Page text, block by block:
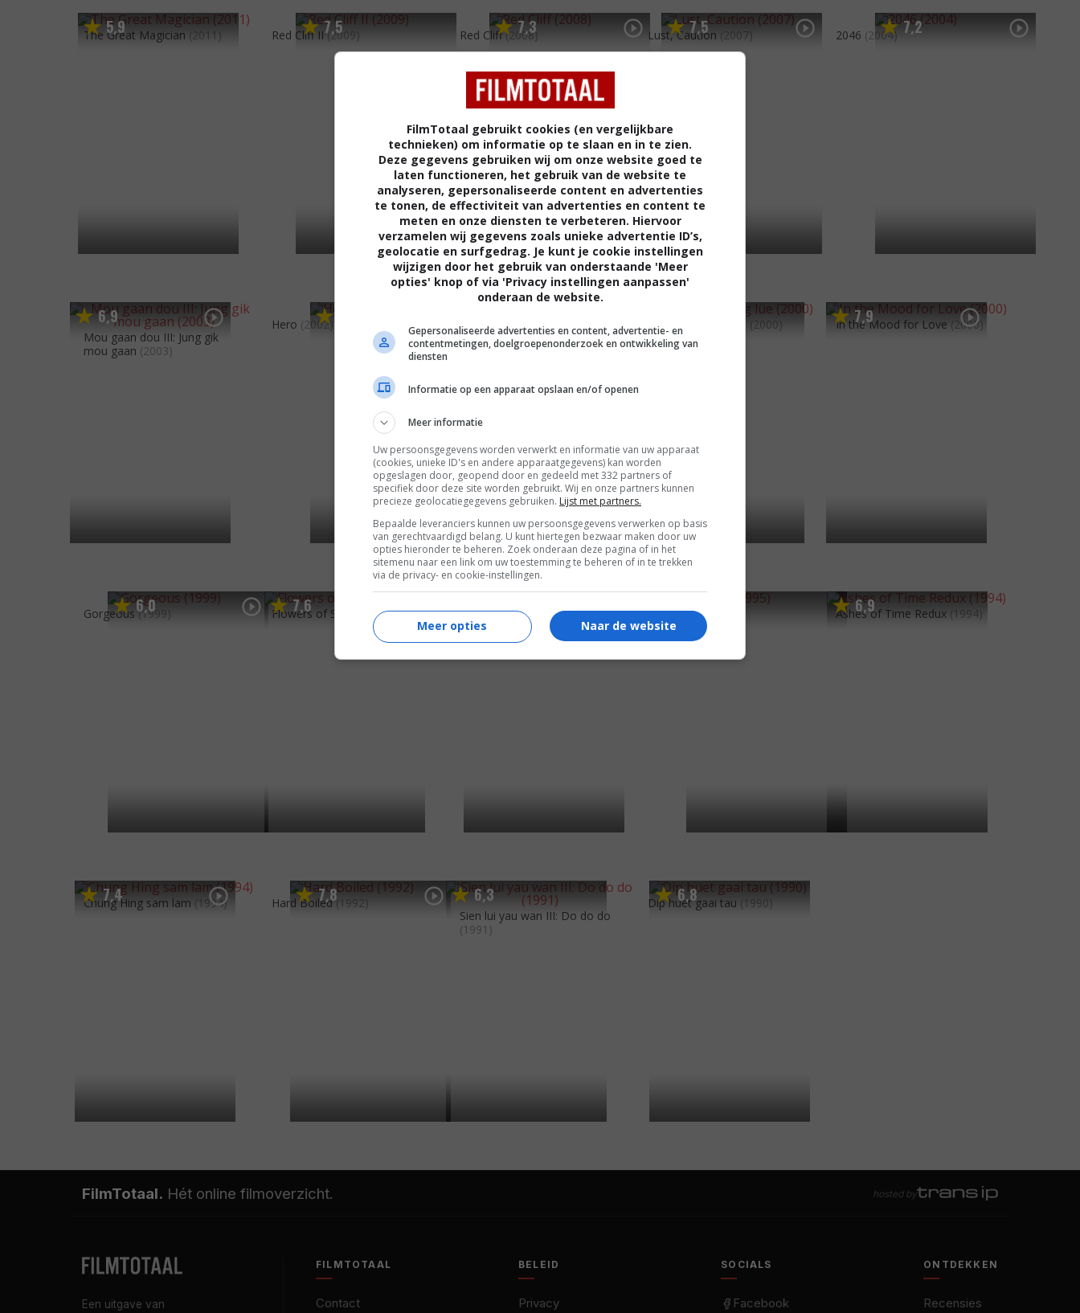
5,9
The Great Magician (2011) 7,5
Red Cliff II (2009) 7,3
Red Cliff (2008) 7,5
Lust, Caution (2007) 7,2
2046 (2004)
6,9
Mou gaan dou III: Jung gik
mou gaan (2003)
Hero (2002) Infernal Affairs (2002) Dong jing gong lüe (2000) 7,9
In the Mood for Love (2000)
6,0
Gorgeous (1999) 7,6
Flowers of Shanghai (1998) Happy Together (1997) Cyclo (1995) 6,9
Ashes of Time Redux (1994)
7,4
Chung Hing sam lam (1994) 7,8
Hard Boiled (1992) 6,3
Sien lui yau wan III: Do do do
(1991)
6,8
Dip huet gaai tau (1990)
FilmTotaal. Hét online filmoverzicht. hosted by
Een uitgave van
FILMTOTAAL
Contact
BELEID
Privacy
SOCIALS
Facebook
ONTDEKKEN
Recensies
FilmTotaal gebruikt cookies (en vergelijkbare
technieken) om informatie op te slaan en in te zien.
Deze gegevens gebruiken wij om onze website goed te
laten functioneren, het gebruik van de website te
analyseren, gepersonaliseerde content en advertenties
te tonen, de effectiviteit van advertenties en content te
meten en onze diensten te verbeteren. Hiervoor
verzamelen wij gegevens zoals unieke advertentie ID’s,
geolocatie en surfgedrag. Je kunt je cookie instellingen
wijzigen door het gebruik van onderstaande 'Meer
opties' knop of via 'Privacy instellingen aanpassen'
onderaan de website.
Gepersonaliseerde advertenties en content, advertentie- en
contentmetingen, doelgroepenonderzoek en ontwikkeling van
diensten
Informatie op een apparaat opslaan en/of openen
Meer informatie
Uw persoonsgegevens worden verwerkt en informatie van uw apparaat
(cookies, unieke ID's en andere apparaatgegevens) kan worden
opgeslagen door, geopend door en gedeeld met 332 partners of
specifiek door deze site worden gebruikt. Wij en onze partners kunnen
precieze geolocatiegegevens gebruiken. Lijst met partners.
Bepaalde leveranciers kunnen uw persoonsgegevens verwerken op basis
van gerechtvaardigd belang. U kunt hiertegen bezwaar maken door uw
opties hieronder te beheren. Zoek onderaan deze pagina of in het
sitemenu naar een link om uw toestemming te beheren of in te trekken
via de privacy- en cookie-instellingen.
Naar de website
Meer opties